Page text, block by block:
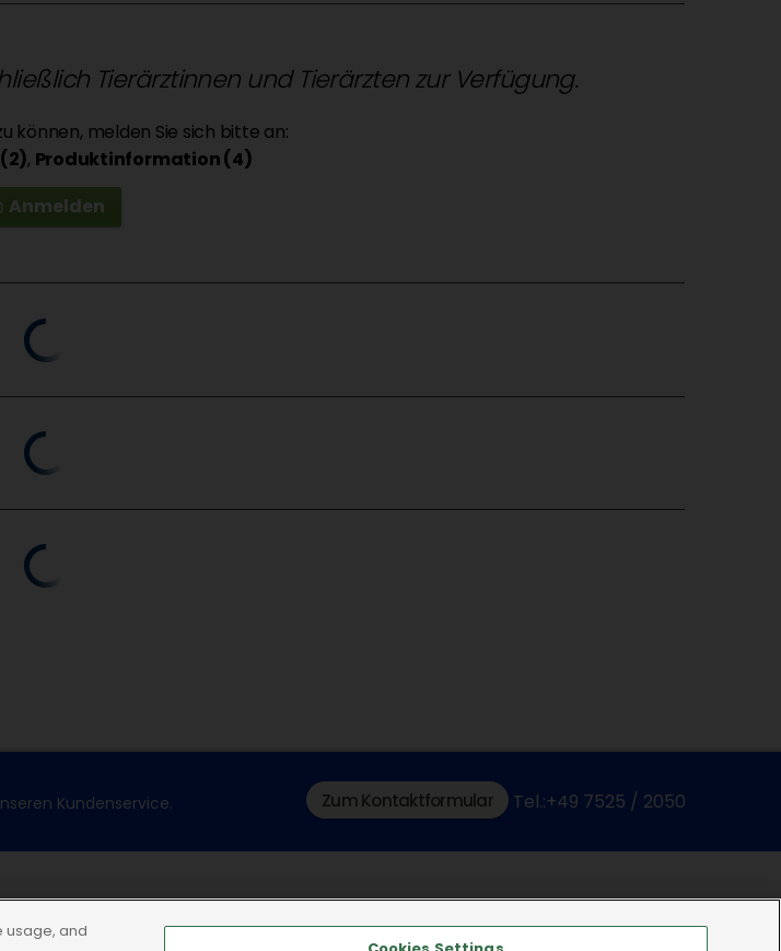
Tierärztinnen und Tierärzten zur Verfügung.
können, melden Sie sich bitte an:
, Produktinformation (4)
Anmelden
Kundenservice. Zum Kontaktformular Tel.:+49 7525 / 2050
usage, and